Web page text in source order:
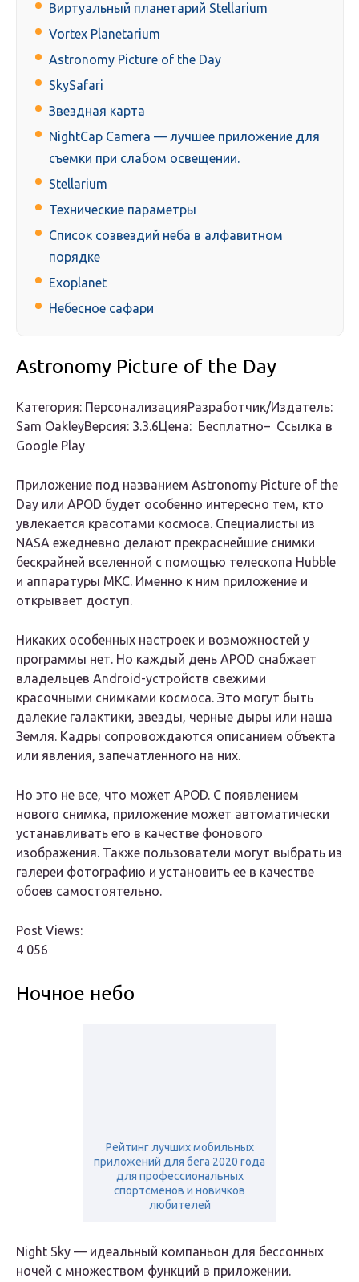
Виртуальный планетарий Stellarium
Vortex Planetarium
Astronomy Picture of the Day
SkySafari
Звездная карта
NightCap Camera — лучшее приложение для
съемки при слабом освещении.
Stellarium
Технические параметры
Список созвездий неба в алфавитном
порядке
Exoplanet
Небесное сафари
Astronomy Picture of the Day
Категория: ПерсонализацияРазработчик/Издатель:
Sam OakleyВерсия: 3.3.6Цена: Бесплатно– Ссылка в
Google Play
Приложение под названием Astronomy Picture of the
Day или APOD будет особенно интересно тем, кто
увлекается красотами космоса. Специалисты из
NASA ежедневно делают прекраснейшие снимки
бескрайней вселенной с помощью телескопа Hubble
и аппаратуры МКС. Именно к ним приложение и
открывает доступ.
Никаких особенных настроек и возможностей у
программы нет. Но каждый день APOD снабжает
владельцев Android-устройств свежими
красочными снимками космоса. Это могут быть
далекие галактики, звезды, черные дыры или наша
Земля. Кадры сопровождаются описанием объекта
или явления, запечатленного на них.
Но это не все, что может APOD. С появлением
нового снимка, приложение может автоматически
устанавливать его в качестве фонового
изображения. Также пользователи могут выбрать из
галереи фотографию и установить ее в качестве
обоев самостоятельно.
Post Views:
4 056
Ночное небо
Рейтинг лучших мобильных
приложений для бега 2020 года
для профессиональных
спортсменов и новичков
любителей
Night Sky — идеальный компаньон для бессонных
ночей с множеством функций в приложении.